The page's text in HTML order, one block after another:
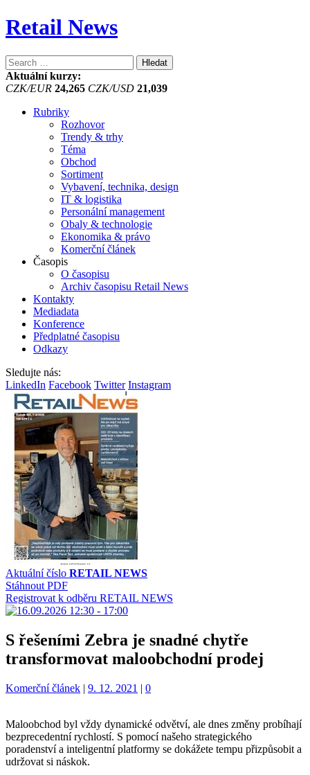
Retail News
Vyhledávání
Aktuální kurzy:
CZK/EUR 24,265 CZK/USD 21,039
Rubriky
Rozhovor
Trendy & trhy
Téma
Obchod
Sortiment
Vybavení, technika, design
IT & logistika
Personální management
Obaly & technologie
Ekonomika & právo
Komerční článek
Časopis
O časopisu
Archiv časopisu Retail News
Kontakty
Mediadata
Konference
Předplatné časopisu
Odkazy
Sledujte nás:
LinkedIn Facebook Twitter Instagram
Aktuální číslo RETAIL NEWS
Stáhnout PDF
Registrovat k odběru RETAIL NEWS
S řešeními Zebra je snadné chytře
transformovat maloobchodní prodej
Kategorie:
Komerční článek | 9. 12. 2021 | 0
Maloobchod byl vždy dynamické odvětví, ale dnes změny probíhají
bezprecedentní rychlostí. S pomocí našeho strategického
poradenství a inteligentní platformy se dokážete tempu přizpůsobit a
udržovat si náskok.